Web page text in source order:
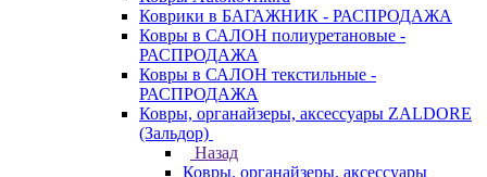
Коврики в БАГАЖНИК - РАСПРОДАЖА
Ковры в САЛОН полиуретановые -
РАСПРОДАЖА
Ковры в САЛОН текстильные -
РАСПРОДАЖА
Ковры, органайзеры, аксессуары ZALDORE
(Зальдор)
Назад
Ковры, органайзеры, аксессуары